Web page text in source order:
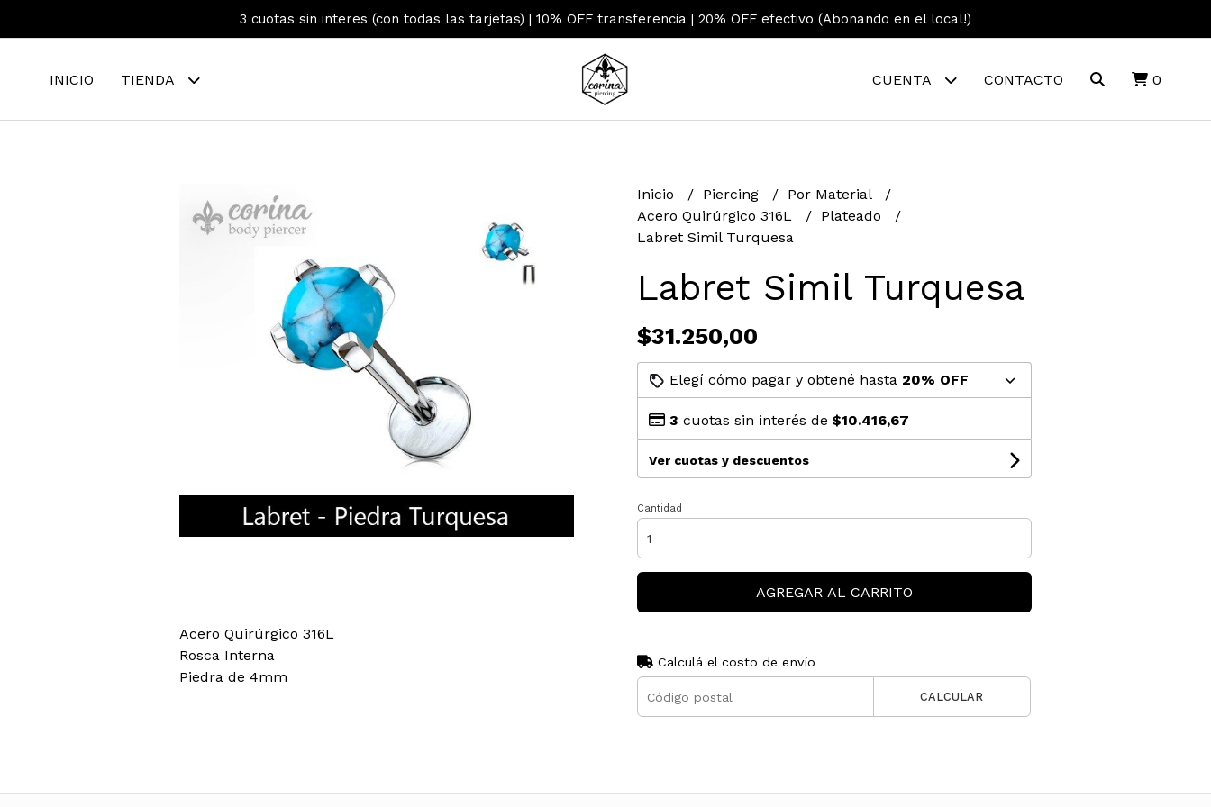
3 cuotas sin interes (con todas las tarjetas) | 10% OFF transferencia | 20% OFF efectivo (Abonando en el local!)
INICIO TIENDA CUENTA CONTACTO 0
Acero Quirúrgico 316L
Rosca Interna
Piedra de 4mm
Inicio Piercing
Por Material
Acero Quirúrgico 316L
Plateado
Labret Simil Turquesa
Labret Simil Turquesa
$31.250,00
Elegí cómo pagar y obtené hasta 20% OFF
3 cuotas sin interés de $10.416,67
Ver cuotas y descuentos
Cantidad
AGREGAR AL CARRITO
Calculá el costo de envío
CALCULAR